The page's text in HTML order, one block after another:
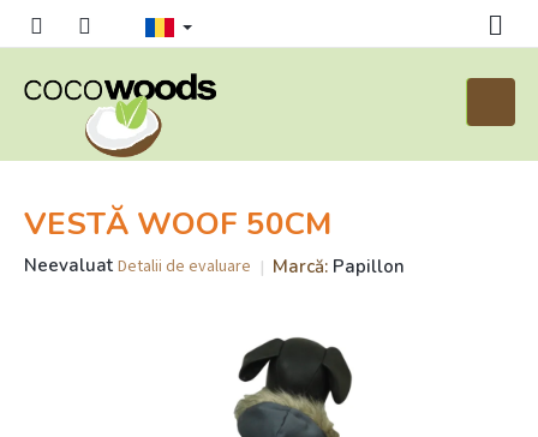
de
VESTĂ WOOF 50CM
Evaluarea
Neevaluat Detalii de evaluare Marcă: Papillon